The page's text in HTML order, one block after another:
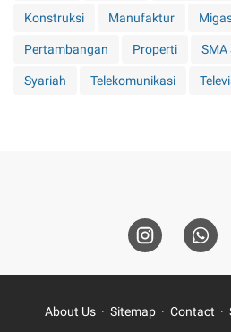
Konstruksi Manufaktur
Pertambangan Properti SMA
Syariah Telekomunikasi
About Us Sitemap Contact